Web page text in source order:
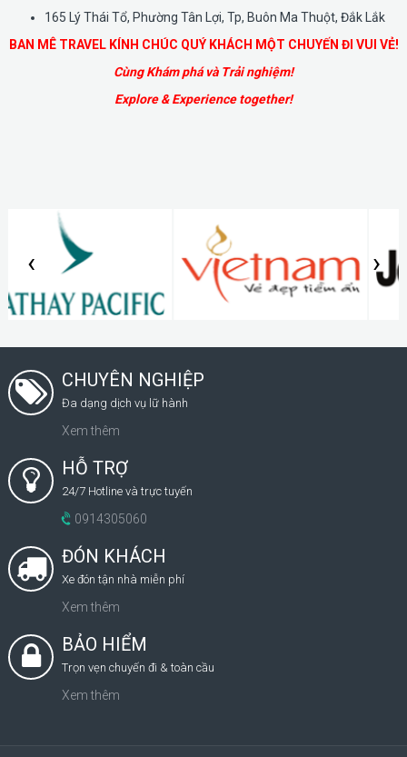
165 Lý Thái Tổ, Phường Tân Lợi, Tp, Buôn Ma Thuột, Đắk Lắk
BAN MÊ TRAVEL KÍNH CHÚC QUÝ KHÁCH MỘT CHUYẾN ĐI VUI VẺ!
Cùng Khám phá và Trải nghiệm!
Explore & Experience together!
‹ ›
CHUYÊN NGHIỆP
Đa dạng dịch vụ lữ hành
Xem thêm
HỖ TRỢ
24/7 Hotline và trực tuyến
0914305060
ĐÓN KHÁCH
Xe đón tận nhà miễn phí
Xem thêm
BẢO HIỂM
Trọn vẹn chuyến đi & toàn cầu
Xem thêm